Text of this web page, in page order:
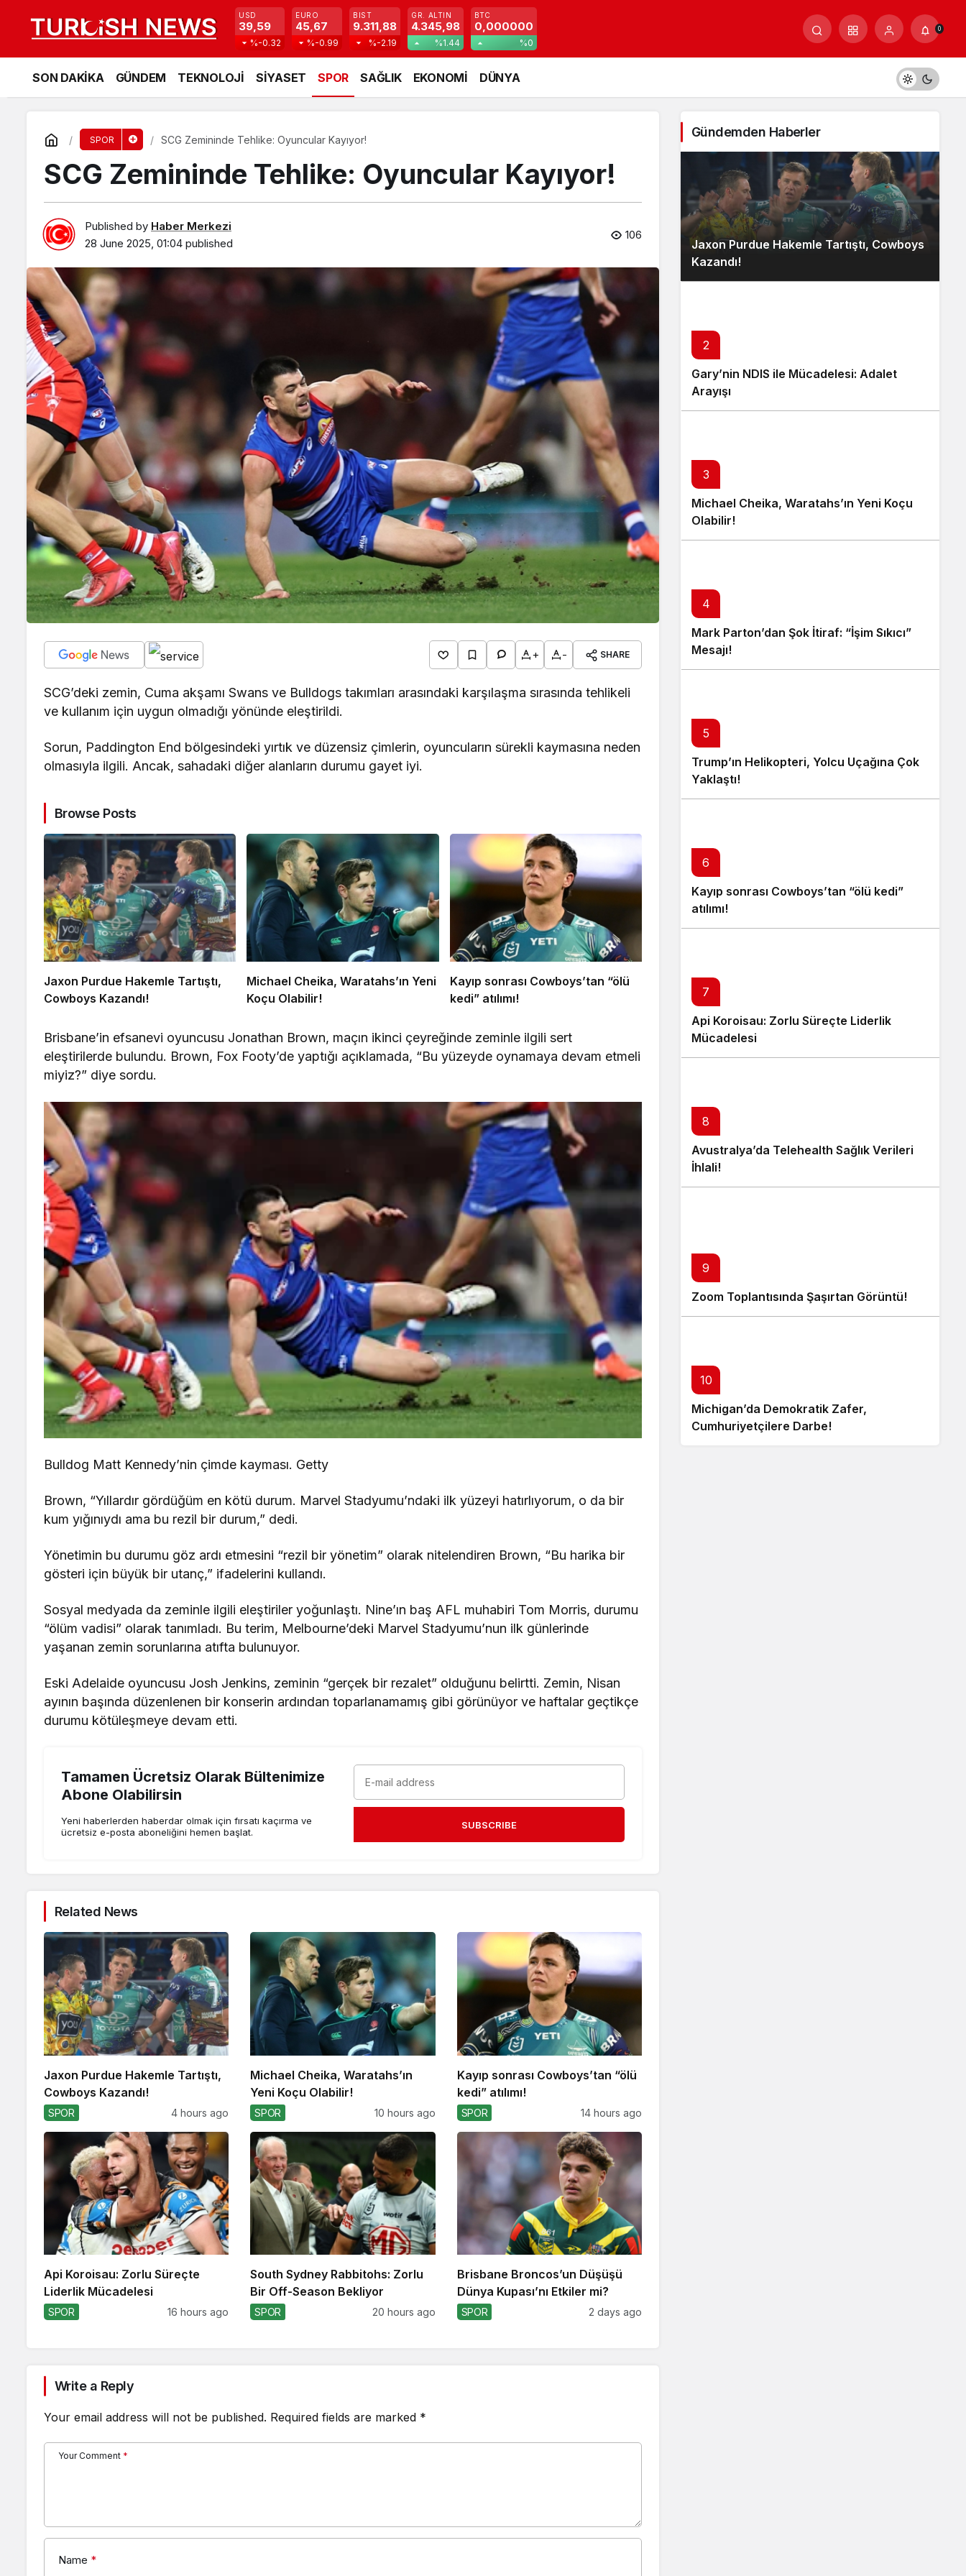
USD
39,59
%-0.32
EURO
45,67
%-0.99
BIST
9.311,88
%-2.19
GR. ALTIN
4.345,98
%1.44
BTC
0,000000
%0
0
SON DAKİKA GÜNDEM TEKNOLOJİ SİYASET SPOR SAĞLIK EKONOMİ DÜNYA
SPOR SCG Zemininde Tehlike: Oyuncular Kayıyor!
SCG Zemininde Tehlike: Oyuncular Kayıyor!
Published by Haber Merkezi
28 June 2025, 01:04 published
106
+ - SHARE
SCG’deki zemin, Cuma akşamı Swans ve Bulldogs takımları arasındaki karşılaşma sırasında tehlikeli
ve kullanım için uygun olmadığı yönünde eleştirildi.
Sorun, Paddington End bölgesindeki yırtık ve düzensiz çimlerin, oyuncuların sürekli kaymasına neden
olmasıyla ilgili. Ancak, sahadaki diğer alanların durumu gayet iyi.
Browse Posts
Jaxon Purdue Hakemle Tartıştı,
Cowboys Kazandı!
Michael Cheika, Waratahs’ın Yeni
Koçu Olabilir!
Kayıp sonrası Cowboys’tan “ölü
kedi” atılımı!
Brisbane’in efsanevi oyuncusu Jonathan Brown, maçın ikinci çeyreğinde zeminle ilgili sert
eleştirilerde bulundu. Brown, Fox Footy’de yaptığı açıklamada, “Bu yüzeyde oynamaya devam etmeli
miyiz?” diye sordu.
Bulldog Matt Kennedy’nin çimde kayması. Getty
Brown, “Yıllardır gördüğüm en kötü durum. Marvel Stadyumu’ndaki ilk yüzeyi hatırlıyorum, o da bir
kum yığınıydı ama bu rezil bir durum,” dedi.
Yönetimin bu durumu göz ardı etmesini “rezil bir yönetim” olarak nitelendiren Brown, “Bu harika bir
gösteri için büyük bir utanç,” ifadelerini kullandı.
Sosyal medyada da zeminle ilgili eleştiriler yoğunlaştı. Nine’ın baş AFL muhabiri Tom Morris, durumu
“ölüm vadisi” olarak tanımladı. Bu terim, Melbourne’deki Marvel Stadyumu’nun ilk günlerinde
yaşanan zemin sorunlarına atıfta bulunuyor.
Eski Adelaide oyuncusu Josh Jenkins, zeminin “gerçek bir rezalet” olduğunu belirtti. Zemin, Nisan
ayının başında düzenlenen bir konserin ardından toparlanamamış gibi görünüyor ve haftalar geçtikçe
durumu kötüleşmeye devam etti.
Tamamen Ücretsiz Olarak Bültenimize
Abone Olabilirsin
Yeni haberlerden haberdar olmak için fırsatı kaçırma ve
ücretsiz e-posta aboneliğini hemen başlat.
SUBSCRIBE
Related News
Jaxon Purdue Hakemle Tartıştı,
Cowboys Kazandı!
SPOR 4 hours ago
Michael Cheika, Waratahs’ın
Yeni Koçu Olabilir!
SPOR 10 hours ago
Kayıp sonrası Cowboys’tan “ölü
kedi” atılımı!
SPOR 14 hours ago
Api Koroisau: Zorlu Süreçte
Liderlik Mücadelesi
SPOR 16 hours ago
South Sydney Rabbitohs: Zorlu
Bir Off-Season Bekliyor
SPOR 20 hours ago
Brisbane Broncos’un Düşüşü
Dünya Kupası’nı Etkiler mi?
SPOR 2 days ago
Write a Reply
Your email address will not be published. Required fields are marked *
Your Comment *
Name *
Gündemden Haberler
Jaxon Purdue Hakemle Tartıştı, Cowboys
Kazandı!
2
Gary’nin NDIS ile Mücadelesi: Adalet
Arayışı
3
Michael Cheika, Waratahs’ın Yeni Koçu
Olabilir!
4
Mark Parton’dan Şok İtiraf: “İşim Sıkıcı”
Mesajı!
5
Trump’ın Helikopteri, Yolcu Uçağına Çok
Yaklaştı!
6
Kayıp sonrası Cowboys’tan “ölü kedi”
atılımı!
7
Api Koroisau: Zorlu Süreçte Liderlik
Mücadelesi
8
Avustralya’da Telehealth Sağlık Verileri
İhlali!
9
Zoom Toplantısında Şaşırtan Görüntü!
10
Michigan’da Demokratik Zafer,
Cumhuriyetçilere Darbe!